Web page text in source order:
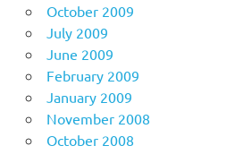
October 2009
July 2009
June 2009
February 2009
January 2009
November 2008
October 2008